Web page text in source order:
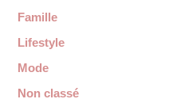
Famille
Lifestyle
Mode
Non classé